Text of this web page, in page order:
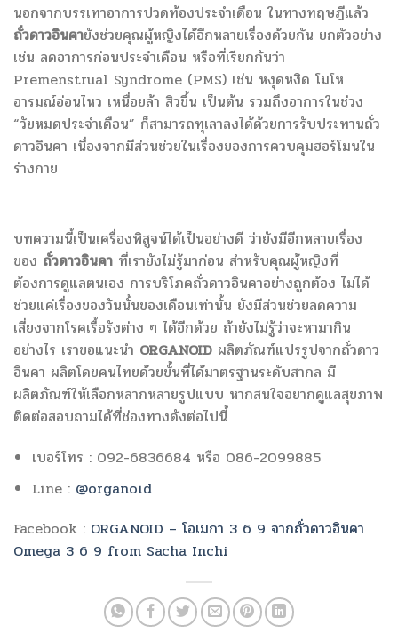
นอกจากบรรเทาอาการปวดท้องประจำเดือน ในทางทฤษฎีแล้ว
ถั่วดาวอินคายังช่วยคุณผู้หญิงได้อีกหลายเรื่องด้วยกัน ยกตัวอย่าง
เช่น ลดอาการก่อนประจำเดือน หรือที่เรียกกันว่า
Premenstrual Syndrome (PMS) เช่น หงุดหงิด โมโห
อารมณ์อ่อนไหว เหนื่อยล้า สิวขึ้น เป็นต้น รวมถึงอาการในช่วง
“วัยหมดประจำเดือน” ก็สามารถทุเลาลงได้ด้วยการรับประทานถั่ว
ดาวอินคา เนื่องจากมีส่วนช่วยในเรื่องของการควบคุมฮอร์โมนใน
ร่างกาย
บทความนี้เป็นเครื่องพิสูจน์ได้เป็นอย่างดี ว่ายังมีอีกหลายเรื่อง
ของ ถั่วดาวอินคา ที่เรายังไม่รู้มาก่อน สำหรับคุณผู้หญิงที่
ต้องการดูแลตนเอง การบริโภคถั่วดาวอินคาอย่างถูกต้อง ไม่ได้
ช่วยแค่เรื่องของวันนั้นของเดือนเท่านั้น ยังมีส่วนช่วยลดความ
เสี่ยงจากโรคเรื้อรังต่าง ๆ ได้อีกด้วย ถ้ายังไม่รู้ว่าจะหามากิน
อย่างไร เราขอแนะนำ ORGANOID ผลิตภัณฑ์แปรรูปจากถั่วดาว
อินคา ผลิตโดยคนไทยด้วยขั้นที่ได้มาตรฐานระดับสากล มี
ผลิตภัณฑ์ให้เลือกหลากหลายรูปแบบ หากสนใจอยากดูแลสุขภาพ
ติดต่อสอบถามได้ที่ช่องทางดังต่อไปนี้
เบอร์โทร : 092-6836684 หรือ 086-2099885
Line : @organoid
Facebook : ORGANOID – โอเมกา 3 6 9 จากถั่วดาวอินคา
Omega 3 6 9 from Sacha Inchi